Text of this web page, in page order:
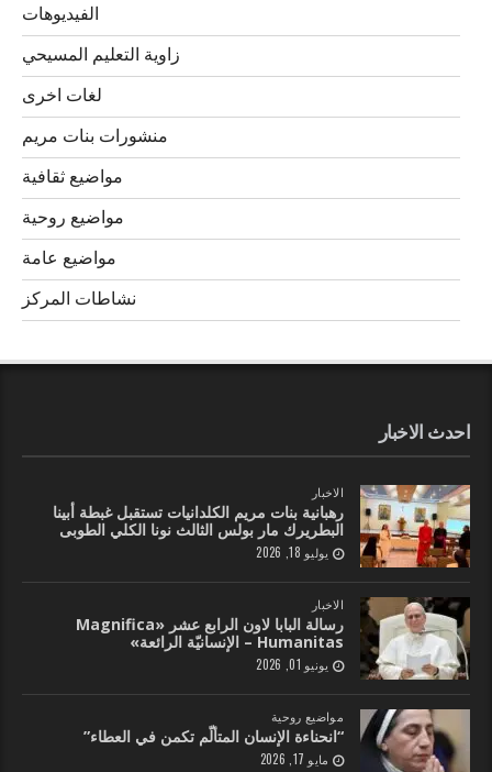
الفيديوهات
زاوية التعليم المسيحي
لغات اخرى
منشورات بنات مريم
مواضيع ثقافية
مواضيع روحية
مواضيع عامة
نشاطات المركز
احدث الاخبار
الاخبار
رهبانية بنات مريم الكلدانيات تستقبل غبطة أبينا
البطريرك مار بولس الثالث نونا الكلي الطوبى
يوليو 18, 2026
الاخبار
رسالة البابا لاون الرابع عشر «Magnifica
Humanitas – الإنسانيّة الرائعة»
يونيو 01, 2026
مواضيع روحية
“انحناءة الإنسان المتألّم تكمن في العطاء”
مايو 17, 2026